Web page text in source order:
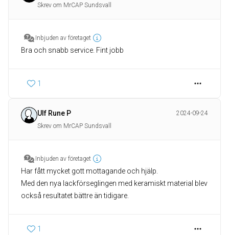
Skrev om MrCAP Sundsvall
Inbjuden av företaget
Bra och snabb service. Fint jobb
1
Ulf Rune P
2024-09-24
Skrev om MrCAP Sundsvall
Inbjuden av företaget
Har fått mycket gott mottagande och hjälp.
Med den nya lackförseglingen med keramiskt material blev
också resultatet bättre än tidigare.
1